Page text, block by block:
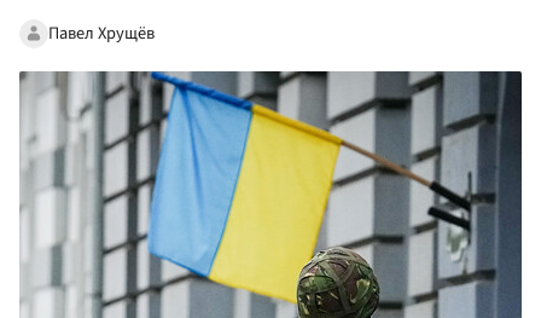
Павел Хрущёв